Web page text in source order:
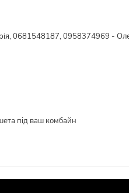
0681548187, 0958374969 -
під ваш комбайн